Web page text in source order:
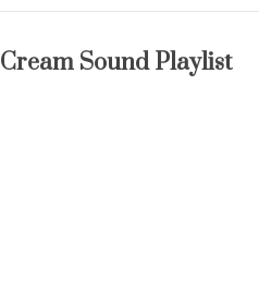
Cream Sound Playlist